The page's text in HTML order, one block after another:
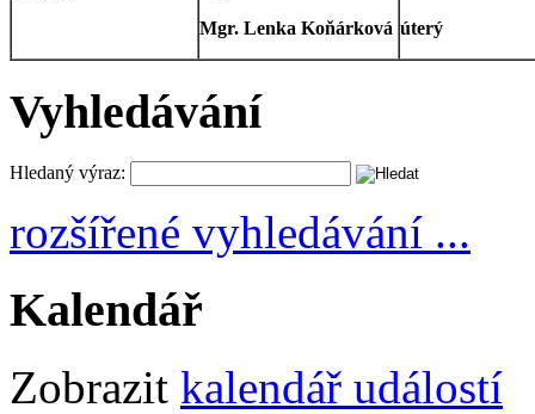
Mgr. Lenka Koňárková úterý
Vyhledávání
Hledaný výraz:
rozšířené vyhledávání ...
Kalendář
Zobrazit kalendář událostí